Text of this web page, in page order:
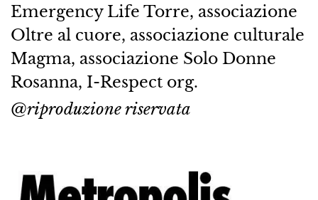
Emergency Life Torre, associazione
Oltre al cuore, associazione culturale
Magma, associazione Solo Donne
Rosanna, I-Respect org.
@riproduzione riservata